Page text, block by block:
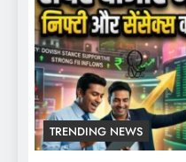
TRENDING NEWS